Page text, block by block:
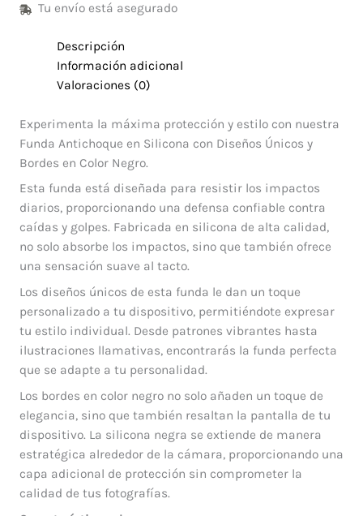
Tu envío está asegurado
Descripción
Información adicional
Valoraciones (0)
Experimenta la máxima protección y estilo con nuestra
Funda Antichoque en Silicona con Diseños Únicos y
Bordes en Color Negro.
Esta funda está diseñada para resistir los impactos
diarios, proporcionando una defensa confiable contra
caídas y golpes. Fabricada en silicona de alta calidad,
no solo absorbe los impactos, sino que también ofrece
una sensación suave al tacto.
Los diseños únicos de esta funda le dan un toque
personalizado a tu dispositivo, permitiéndote expresar
tu estilo individual. Desde patrones vibrantes hasta
ilustraciones llamativas, encontrarás la funda perfecta
que se adapte a tu personalidad.
Los bordes en color negro no solo añaden un toque de
elegancia, sino que también resaltan la pantalla de tu
dispositivo. La silicona negra se extiende de manera
estratégica alrededor de la cámara, proporcionando una
capa adicional de protección sin comprometer la
calidad de tus fotografías.